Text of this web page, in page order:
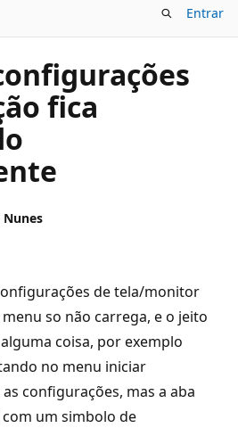
Entrar
fica
Nunes
de tela/monitor
so não carrega, e o jeito
coisa, por exemplo
no menu iniciar
configurações, mas a aba
um simbolo de